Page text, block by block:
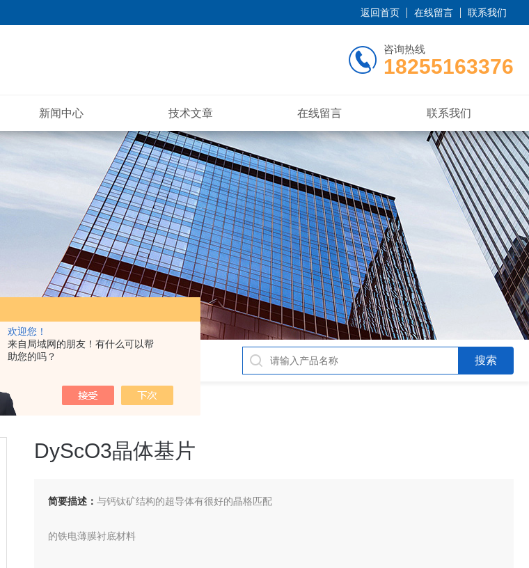
欢迎您！
来自局域网的朋友！有什么可以帮
助您的吗？
返回首页 在线留言 联系我们
咨询热线
18255163376
新闻中心 技术文章 在线留言 联系我们
覆机，电池制备设备等
DyScO3晶体基片
简要描述： 与钙钛矿结构的超导体有很好的晶格匹配
的铁电薄膜衬底材料